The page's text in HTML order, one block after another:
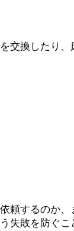
交換したり
頼するのか
失敗を防ぐこ